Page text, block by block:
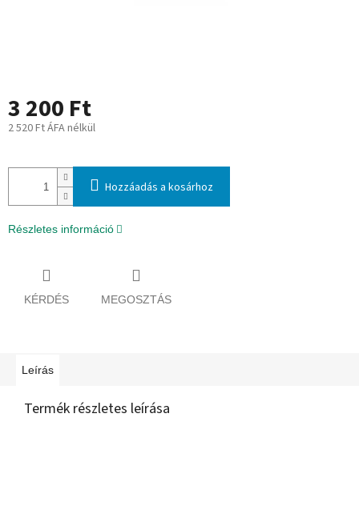
3 200 Ft
2 520 Ft ÁFA nélkül
Hozzáadás a kosárhoz
Részletes információ
KÉRDÉS MEGOSZTÁS
Leírás
Termék részletes leírása